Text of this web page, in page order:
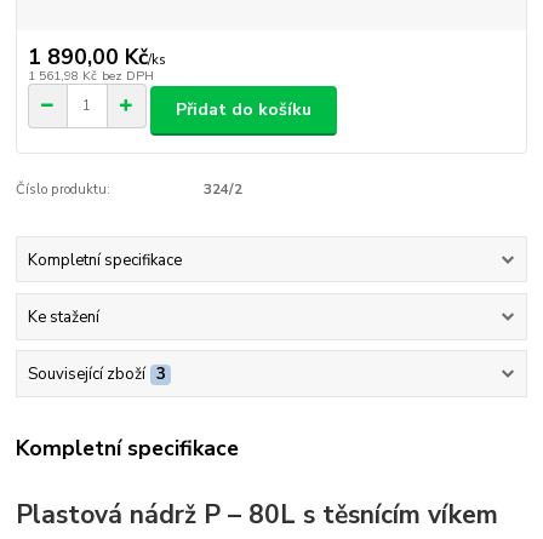
1 890,00 Kč/ks
1 561,98 Kč bez DPH
Přidat do košíku
Číslo produktu: 324/2
Kompletní specifikace
Ke stažení
Související zboží 3
Kompletní specifikace
Plastová nádrž P – 80L s těsnícím víkem